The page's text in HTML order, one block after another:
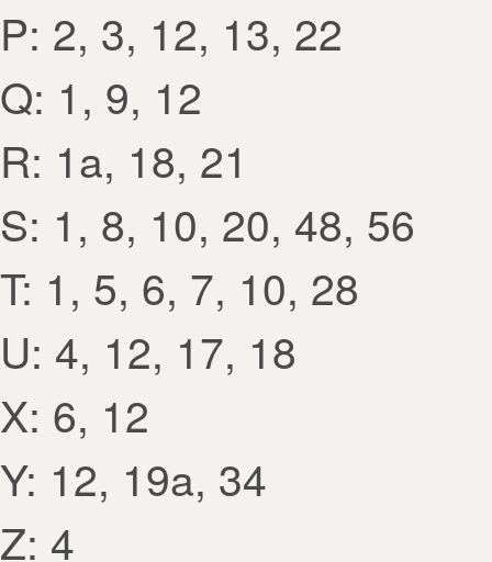
P: 2, 3, 12, 13, 22
Q: 1, 9, 12
R: 1a, 18, 21
S: 1, 8, 10, 20, 48, 56
T: 1, 5, 6, 7, 10, 28
U: 4, 12, 17, 18
X: 6, 12
Y: 12, 19a, 34
Z: 4